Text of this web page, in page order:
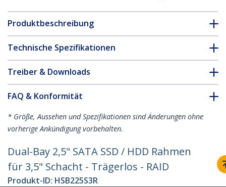
Produktbeschreibung
Technische Spezifikationen
Treiber & Downloads
FAQ & Konformität
* Größe, Aussehen und Spezifikationen sind Änderungen ohne
vorherige Ankündigung vorbehalten.
Dual-Bay 2,5" SATA SSD / HDD Rahmen
für 3,5" Schacht - Trägerlos - RAID
Produkt-ID: HSB225S3R